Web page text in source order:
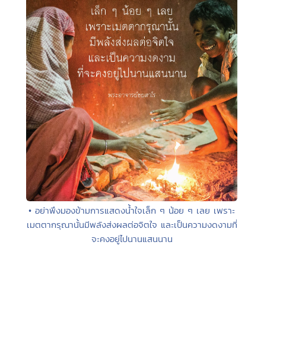
• อย่าพึงมองข้ามการแสดงน้ำใจเล็ก ๆ น้อย ๆ เลย เพราะ
เมตตากรุณานั้นมีพลังส่งผลต่อจิตใจ และเป็นความงดงามที่
จะคงอยู่ไปนานแสนนาน